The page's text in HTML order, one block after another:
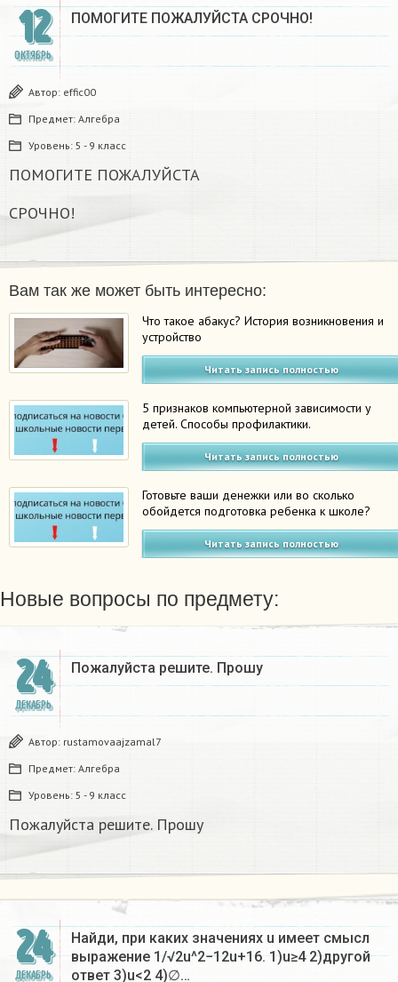
12
ОКТЯБРЬ
ПОМОГИТЕ ПОЖАЛУЙСТА СРОЧНО!
Автор: effic00
Предмет: Алгебра
Уровень: 5 - 9 класс
ПОМОГИТЕ ПОЖАЛУЙСТА
СРОЧНО!
Вам так же может быть интересно:
Что такое абакус? История возникновения и
устройство
Читать запись полностью
5 признаков компьютерной зависимости у
детей. Способы профилактики.
Читать запись полностью
Готовьте ваши денежки или во сколько
обойдется подготовка ребенка к школе?
Читать запись полностью
Новые вопросы по предмету:
24
ДЕКАБРЬ
Пожалуйста решите. Прошу
Автор: rustamovaajzamal7
Предмет: Алгебра
Уровень: 5 - 9 класс
Пожалуйста решите. Прошу
24
ДЕКАБРЬ
Найди, при каких значениях u имеет смысл
выражение 1/√2u^2−12u+16. 1)u≥4 2)другой
ответ 3)u<2 4)∅…